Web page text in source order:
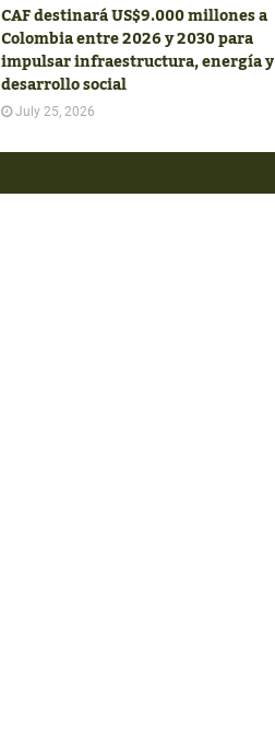
CAF destinará US$9.000 millones a
Colombia entre 2026 y 2030 para
impulsar infraestructura, energía y
desarrollo social
July 25, 2026